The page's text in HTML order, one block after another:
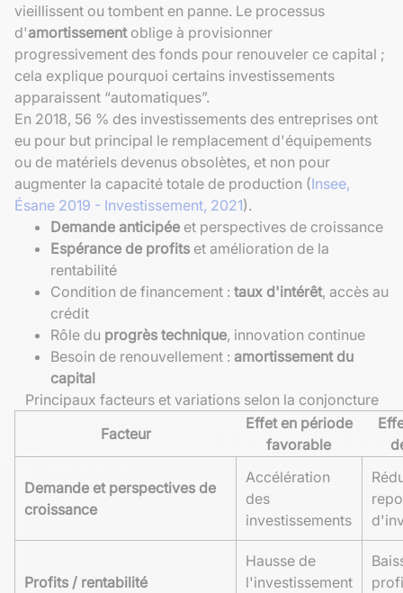
vieillissent ou tombent en panne. Le processus
d'amortissementoblige à provisionner
progressivement des fonds pour renouveler ce capital ;
cela explique pourquoi certains investissements
apparaissent “automatiques”.
En 2018, 56 % des investissements des entreprises ont
eu pour but principal le remplacement d'équipements
ou de matériels devenus obsolètes, et non pour
augmenter la capacité totale de production (Insee,
Ésane 2019 - Investissement, 2021).
Demande anticipée et perspectives de croissance
Espérance de profits et amélioration de la
rentabilité
Condition de financement : taux d'intérêt, accès au
crédit
Rôle du progrès technique, innovation continue
Besoin de renouvellement : amortissement du
capital
Principaux facteurs et variations selon la conjoncture
Facteur
Effet en période
favorable
Demande et perspectives de
croissance
Accélération
des
investissements
Profits / rentabilité
Hausse de
l'investissement